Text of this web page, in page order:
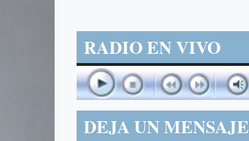
RADIO EN VIVO
DEJA UN MENSAJE